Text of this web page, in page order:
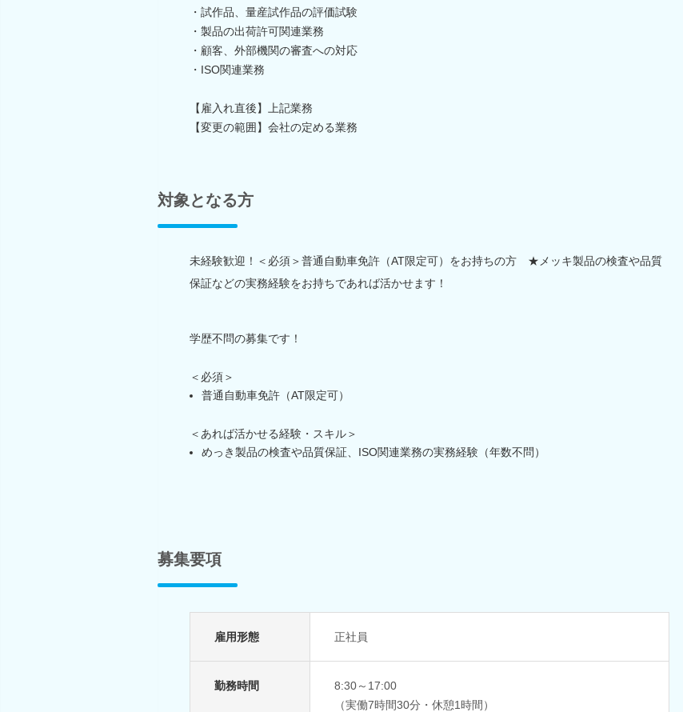
・試作品、量産試作品の評価試験
・製品の出荷許可関連業務
・顧客、外部機関の審査への対応
・ISO関連業務
【雇入れ直後】上記業務
【変更の範囲】会社の定める業務
対象となる方
未経験歓迎！＜必須＞普通自動車免許（AT限定可）をお持ちの方 ★メッキ製品の検査や品質
保証などの実務経験をお持ちであれば活かせます！
学歴不問の募集です！
＜必須＞
普通自動車免許（AT限定可）
＜あれば活かせる経験・スキル＞
めっき製品の検査や品質保証、ISO関連業務の実務経験（年数不問）
募集要項
雇用形態 正社員
勤務時間
8:30～17:00
（実働7時間30分・休憩1時間）